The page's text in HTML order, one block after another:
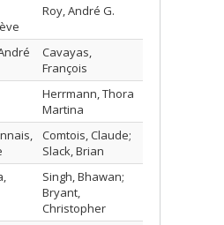
Roy, André G.
Cavayas,
François
Herrmann, Thora
Martina
Comtois, Claude;
Slack, Brian
Singh, Bhawan;
Bryant,
Christopher